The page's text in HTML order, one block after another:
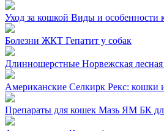
Уход за кошкой Виды и особенности
Болезни ЖКТ Гепатит у собак
Длинношерстные Норвежская
Американские Селкирк Рекс: кошки
Препараты для кошек Мазь ЯМ БК